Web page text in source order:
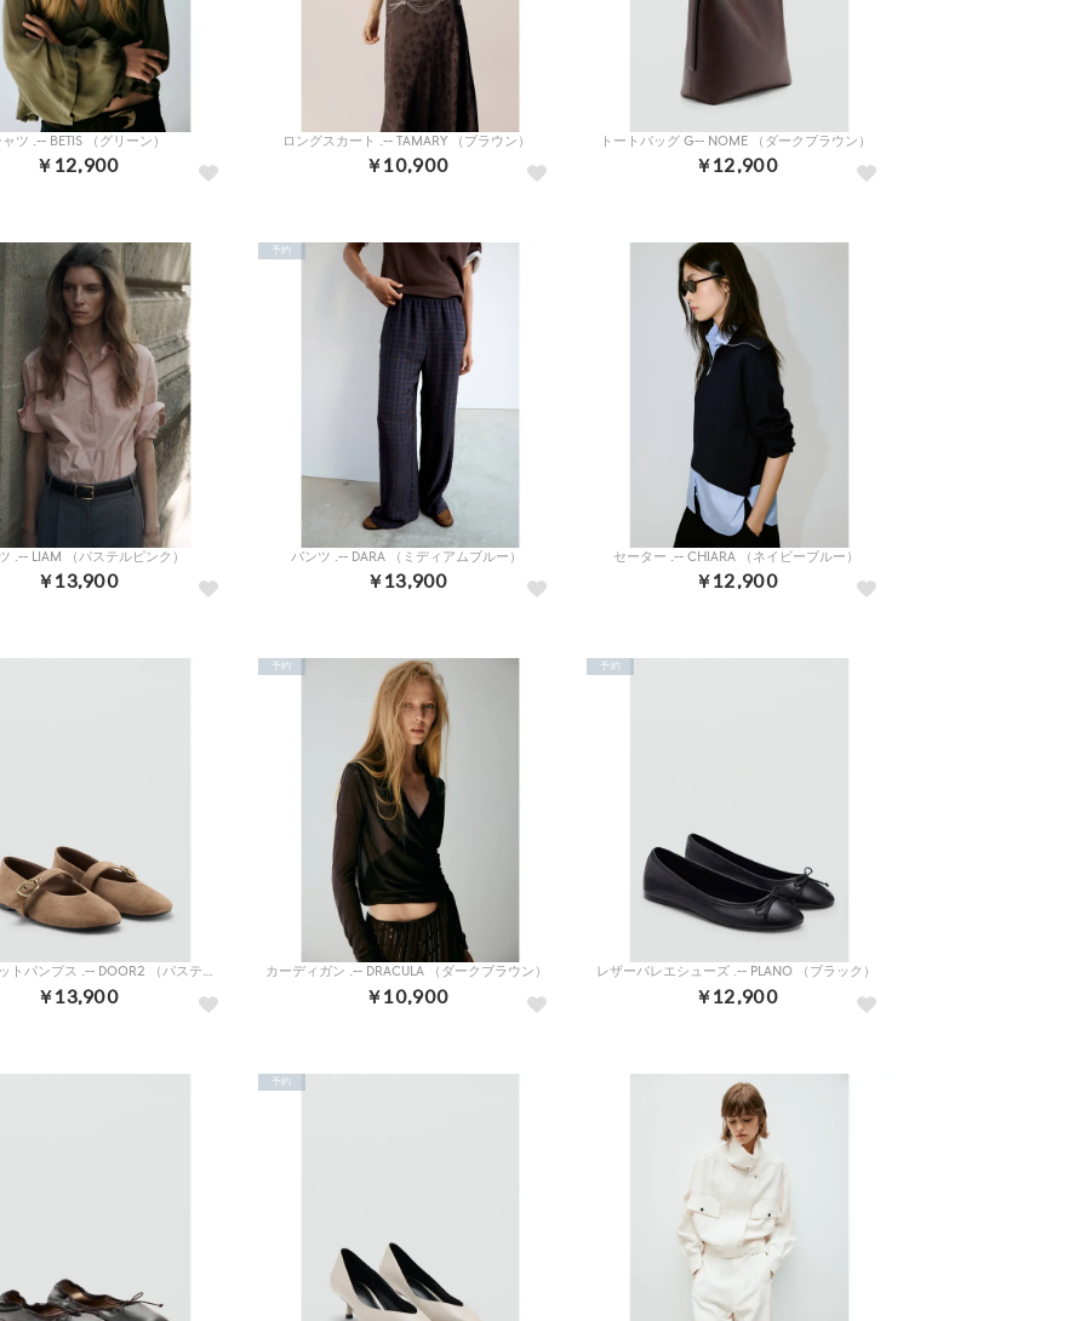
ツ .-- BETIS （グリーン）
￥12,900
ロングスカート .-- TAMARY （ブラウン）
￥10,900
トートバッグ G-- NOME （ダークブラウン）
￥12,900
.-- LIAM （パステルピンク）
￥13,900
パンツ .-- DARA （ミディアムブルー）
￥13,900
予約
セーター .-- CHIARA （ネイビーブルー）
￥12,900
レザーフラットパンプス .-- DOOR2 （パステルブラウン）
￥13,900
カーディガン .-- DRACULA （ダークブラウン）
￥10,900
予約
レザーバレエシューズ .-- PLANO （ブラック）
￥12,900
予約
予約